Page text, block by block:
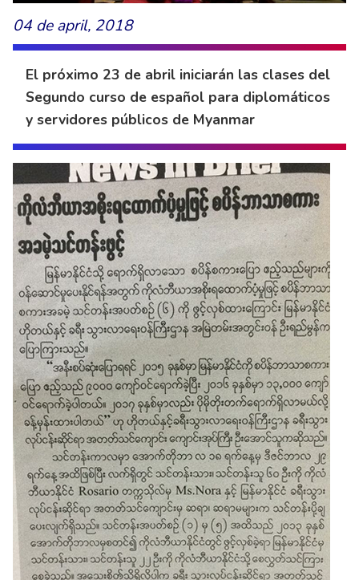
04 de april, 2018
El próximo 23 de abril iniciarán las clases del
Segundo curso de español para diplomáticos
y servidores públicos de Myanmar